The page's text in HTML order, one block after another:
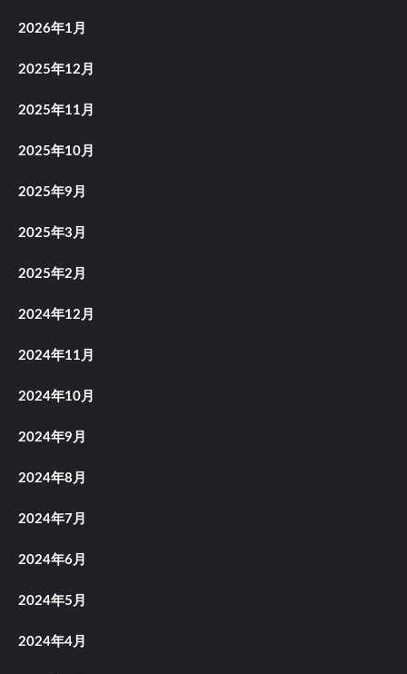
2026年1月
2025年12月
2025年11月
2025年10月
2025年9月
2025年3月
2025年2月
2024年12月
2024年11月
2024年10月
2024年9月
2024年8月
2024年7月
2024年6月
2024年5月
2024年4月